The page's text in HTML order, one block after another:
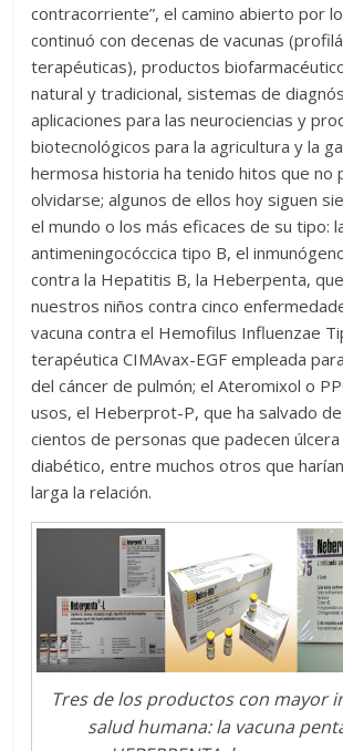
contracorriente”, el camino abierto por
continuó con decenas de vacunas
terapéuticas), productos
natural y tradicional, sistemas de
aplicaciones para las neurociencias y
biotecnológicos para la agricultura y la
hermosa historia ha tenido hitos que no
olvidarse; algunos de ellos hoy siguen
el mundo o los más eficaces de su tipo:
antimeningocóccica tipo B, el
contra la Hepatitis B, la Heberpenta,
nuestros niños contra cinco
vacuna contra el Hemofilus Influenzae
terapéutica CIMAvax-EGF empleada
del cáncer de pulmón; el Ateromixol o
usos, el Heberprot-P, que ha salvado
cientos de personas que padecen
diabético, entre muchos otros que
larga la relación.
Tres de los productos con mayor
salud humana: la vacuna